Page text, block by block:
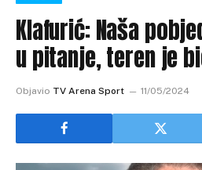
Klafurić: Naša
u pitanje, teren je
Objavio TV Arena Sport 11/05/2024